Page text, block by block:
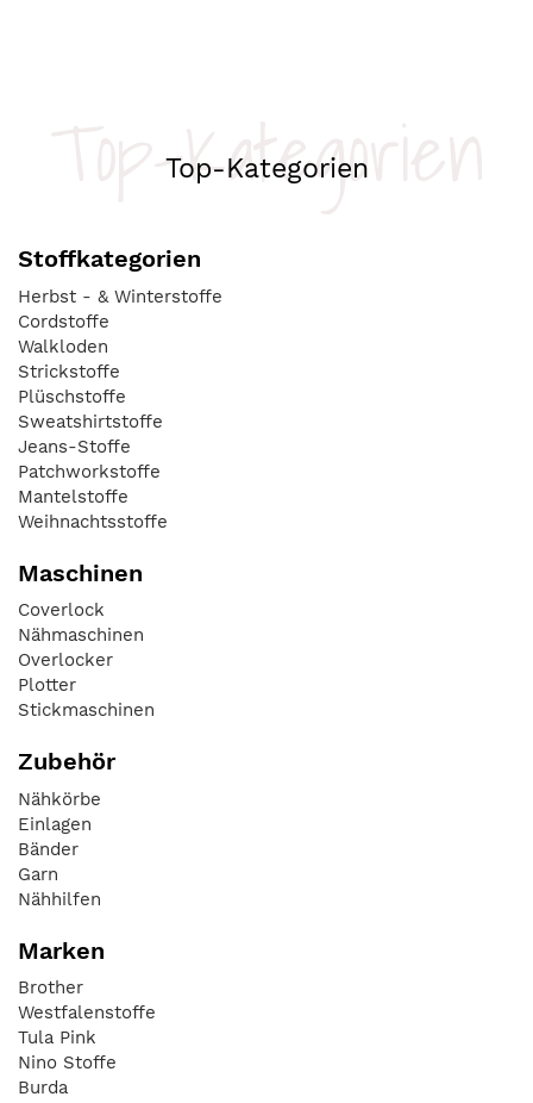
Top-Kategorien
Top-Kategorien
Stoffkategorien
Herbst - & Winterstoffe
Cordstoffe
Walkloden
Strickstoffe
Plüschstoffe
Sweatshirtstoffe
Jeans-Stoffe
Patchworkstoffe
Mantelstoffe
Weihnachtsstoffe
Maschinen
Coverlock
Nähmaschinen
Overlocker
Plotter
Stickmaschinen
Zubehör
Nähkörbe
Einlagen
Bänder
Garn
Nähhilfen
Marken
Brother
Westfalenstoffe
Tula Pink
Nino Stoffe
Burda